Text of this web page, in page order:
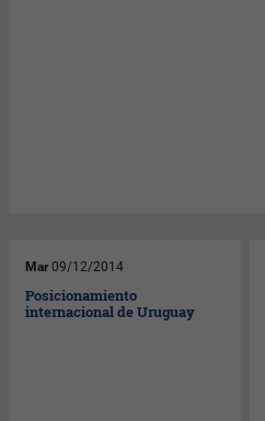
Mar 09/12/2014
Posicionamiento
internacional de Uruguay